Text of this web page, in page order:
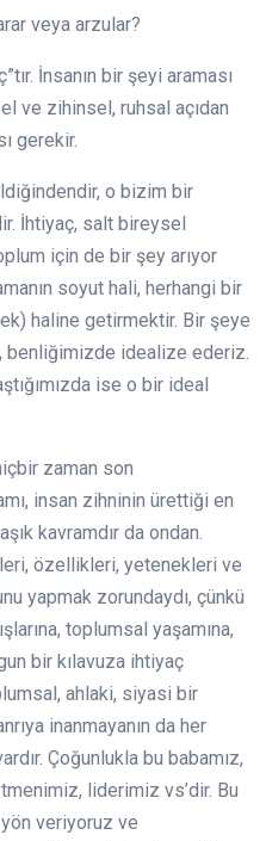
veya arzular?
İnsanın bir şeyi araması
ve zihinsel, ruhsal açıdan
gerekir.
o bizim bir
İhtiyaç, salt bireysel
için de bir şey arıyor
soyut hali, herhangi bir
haline getirmektir. Bir şeye
benliğimizde idealize ederiz.
ise o bir ideal
zaman son
insan zihninin ürettiği en
kavramdır da ondan.
özellikleri, yetenekleri ve
yapmak zorundaydı, çünkü
toplumsal yaşamına,
bir kılavuza ihtiyaç
ahlaki, siyasi bir
inanmayanın da her
Çoğunlukla bu babamız,
liderimiz vs’dir. Bu
yön veriyoruz ve